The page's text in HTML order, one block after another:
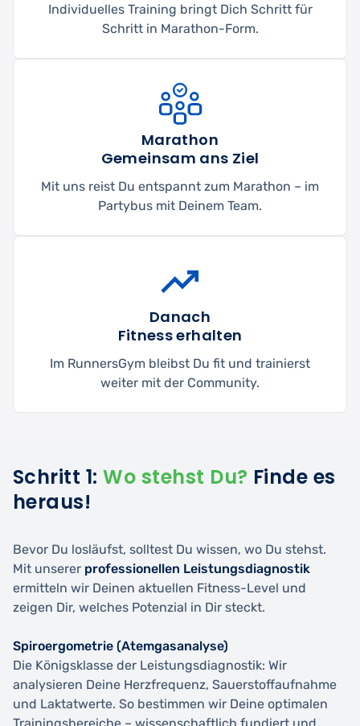
Individuelles Training bringt Dich Schritt für
Schritt in Marathon-Form.
Marathon
Gemeinsam ans Ziel
Mit uns reist Du entspannt zum Marathon – im
Partybus mit Deinem Team.
Danach
Fitness erhalten
Im RunnersGym bleibst Du fit und trainierst
weiter mit der Community.
Schritt 1:Wo stehst Du? Finde es
heraus!
Bevor Du losläufst, solltest Du wissen, wo Du stehst.
Mit unserer professionellen Leistungsdiagnostik
ermitteln wir Deinen aktuellen Fitness-Level und
zeigen Dir, welches Potenzial in Dir steckt.
Spiroergometrie (Atemgasanalyse)
Die Königsklasse der Leistungsdiagnostik: Wir
analysieren Deine Herzfrequenz, Sauerstoffaufnahme
und Laktatwerte. So bestimmen wir Deine optimalen